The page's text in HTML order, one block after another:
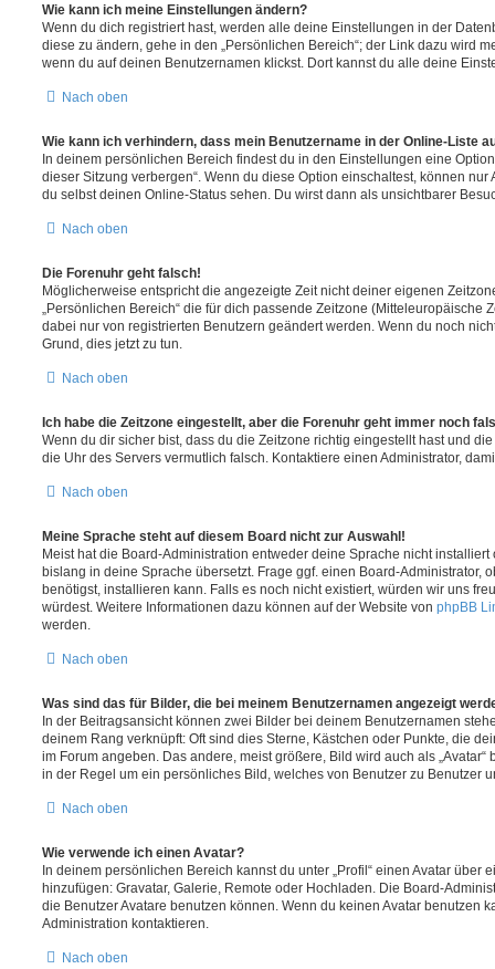
Wie kann ich meine Einstellungen ändern?
Wenn du dich registriert hast, werden alle deine Einstellungen in der
diese zu ändern, gehe in den „Persönlichen Bereich“; der Link dazu wird
wenn du auf deinen Benutzernamen klickst. Dort kannst du alle deine
Nach oben
Wie kann ich verhindern, dass mein Benutzername in der Online-Liste
In deinem persönlichen Bereich findest du in den Einstellungen eine
dieser Sitzung verbergen“. Wenn du diese Option einschaltest, können
du selbst deinen Online-Status sehen. Du wirst dann als unsichtbarer
Nach oben
Die Forenuhr geht falsch!
Möglicherweise entspricht die angezeigte Zeit nicht deiner eigenen
„Persönlichen Bereich“ die für dich passende Zeitzone (Mitteleuropäische
dabei nur von registrierten Benutzern geändert werden. Wenn du noch
Grund, dies jetzt zu tun.
Nach oben
Ich habe die Zeitzone eingestellt, aber die Forenuhr geht immer noch
Wenn du dir sicher bist, dass du die Zeitzone richtig eingestellt hast und
die Uhr des Servers vermutlich falsch. Kontaktiere einen Administrator,
Nach oben
Meine Sprache steht auf diesem Board nicht zur Auswahl!
Meist hat die Board-Administration entweder deine Sprache nicht
bislang in deine Sprache übersetzt. Frage ggf. einen Board-Administrator,
benötigst, installieren kann. Falls es noch nicht existiert, würden wir uns
würdest. Weitere Informationen dazu können auf der Website von phpBB
werden.
Nach oben
Was sind das für Bilder, die bei meinem Benutzernamen angezeigt
In der Beitragsansicht können zwei Bilder bei deinem Benutzernamen
deinem Rang verknüpft: Oft sind dies Sterne, Kästchen oder Punkte, die
im Forum angeben. Das andere, meist größere, Bild wird auch als
in der Regel um ein persönliches Bild, welches von Benutzer zu Benutzer
Nach oben
Wie verwende ich einen Avatar?
In deinem persönlichen Bereich kannst du unter „Profil“ einen Avatar über
hinzufügen: Gravatar, Galerie, Remote oder Hochladen. Die Board-
die Benutzer Avatare benutzen können. Wenn du keinen Avatar benutzen
Administration kontaktieren.
Nach oben